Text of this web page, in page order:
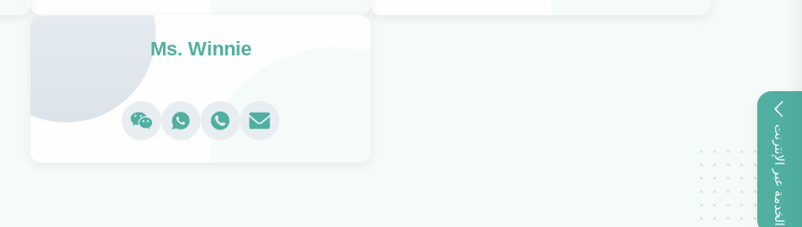
الخدمة عبر الإنترنت
Ms. Winnie